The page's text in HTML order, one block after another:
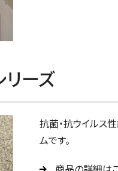
リーズ
抗菌・抗ウイルス
ムです。